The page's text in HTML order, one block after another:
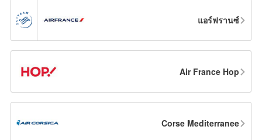
แอร์ฟรานซ์
Air France Hop
Corse Mediterranee